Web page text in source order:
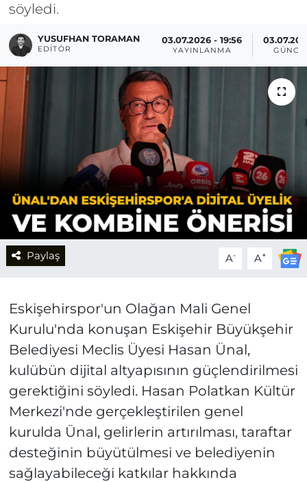
söyledi.
YUSUFHAN TORAMAN
EDITÖR
03.07.2026 - 19:56
YAYINLANMA
Paylaş A- A+
Eskişehirspor'un Olağan Mali Genel
Kurulu'nda konuşan Eskişehir Büyükşehir
Belediyesi Meclis Üyesi Hasan Ünal,
kulübün dijital altyapısının güçlendirilmesi
gerektiğini söyledi. Hasan Polatkan Kültür
Merkezi'nde gerçekleştirilen genel
kurulda Ünal, gelirlerin artırılması, taraftar
desteğinin büyütülmesi ve belediyenin
sağlayabileceği katkılar hakkında